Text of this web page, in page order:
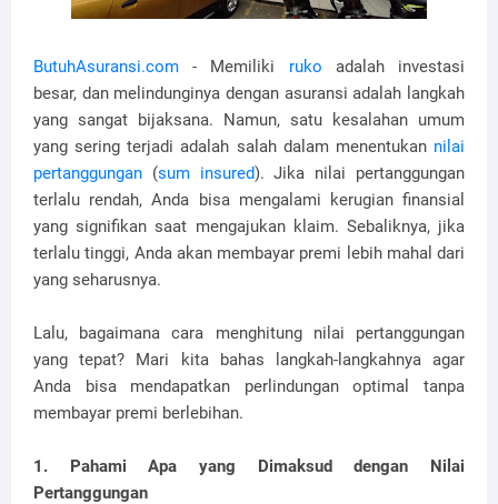
ButuhAsuransi.com - Memiliki ruko adalah investasi
besar, dan melindunginya dengan asuransi adalah langkah
yang sangat bijaksana. Namun, satu kesalahan umum
yang sering terjadi adalah salah dalam menentukan nilai
pertanggungan (sum insured). Jika nilai pertanggungan
terlalu rendah, Anda bisa mengalami kerugian finansial
yang signifikan saat mengajukan klaim. Sebaliknya, jika
terlalu tinggi, Anda akan membayar premi lebih mahal dari
yang seharusnya.
Lalu, bagaimana cara menghitung nilai pertanggungan
yang tepat? Mari kita bahas langkah-langkahnya agar
Anda bisa mendapatkan perlindungan optimal tanpa
membayar premi berlebihan.
1. Pahami Apa yang Dimaksud dengan Nilai
Pertanggungan